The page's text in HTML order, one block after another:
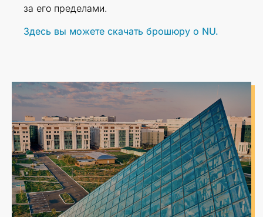
за его пределами.
Здесь вы можете скачать брошюру о NU.